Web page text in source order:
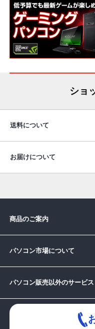
ショ
送料について
お届けについて
商品のご案内
パソコン市場について
パソコン販売以外のサービス